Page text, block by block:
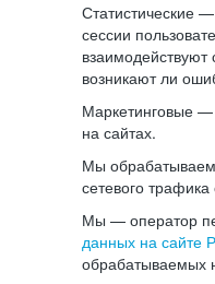
Статистические
сессии
возникают ли
Маркетинговые
на сайтах.
Мы
сетевого
Мы — оператор
данных на сайте
обрабатываемых